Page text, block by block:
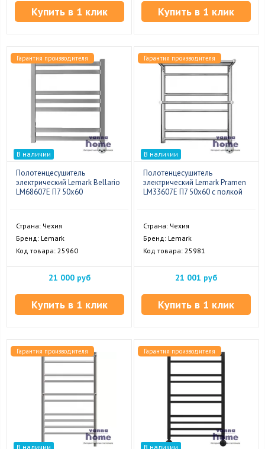
Купить в 1 клик Купить в 1 клик
Гарантия производителя
В наличии
Полотенцесушитель
электрический Lemark Bellario
LM68607E П7 50x60
Страна: Чехия
Бренд: Lemark
Код товара: 25960
21 000 руб
Купить в 1 клик
Гарантия производителя
В наличии
Полотенцесушитель
электрический Lemark Pramen
LM33607E П7 50x60 с полкой
Страна: Чехия
Бренд: Lemark
Код товара: 25981
21 001 руб
Купить в 1 клик
Гарантия производителя
В наличии
Гарантия производителя
В наличии